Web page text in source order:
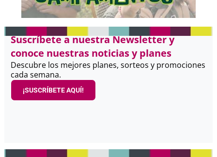
Suscríbete a nuestra Newsletter y
conoce nuestras noticias y planes
Descubre los mejores planes, sorteos y promociones
cada semana.
¡SUSCRÍBETE AQUÍ!